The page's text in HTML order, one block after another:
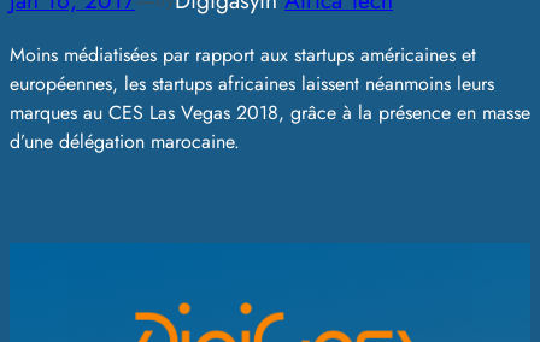
Moins médiatisées par rapport aux startups américaines et
européennes, les startups africaines laissent néanmoins leurs
marques au CES Las Vegas 2018, grâce à la présence en masse
d’une délégation marocaine.